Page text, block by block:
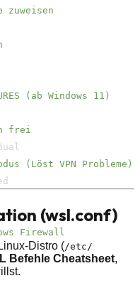
zuweisen
(ab Windows 11)
frei
(Löst VPN Probleme)
Firewall
(wsl.conf)
Distro (/​etc/​
Befehle Cheatsheet,